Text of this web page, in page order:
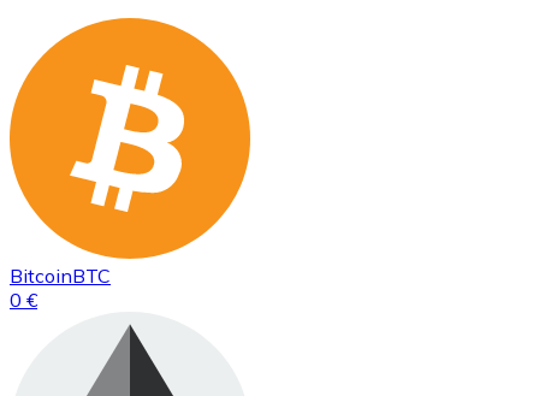
BitcoinBTC
0 €